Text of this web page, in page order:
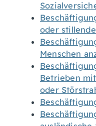
oder
Menschen
Betrieben
oder